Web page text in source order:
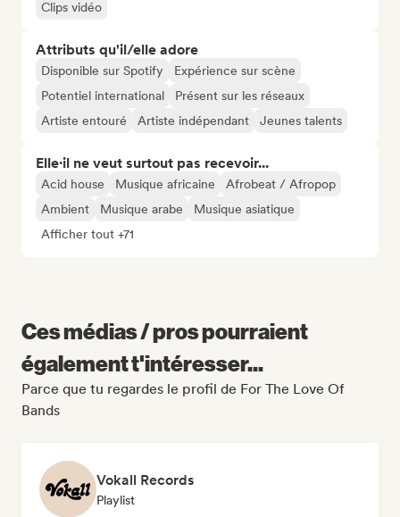
Clips vidéo
Attributs qu'il/elle adore
Disponible sur Spotify
Expérience sur scène
Potentiel international
Présent sur les réseaux
Artiste entouré
Artiste indépendant Jeunes talents
Elle·il ne veut surtout pas recevoir...
Acid house Musique africaine
Afrobeat / Afropop
Ambient
Musique arabe
Musique asiatique
Afficher tout +71
Ces médias / pros pourraient
également t'intéresser...
Parce que tu regardes le profil de For The Love Of
Bands
Vokall Records
Playlist